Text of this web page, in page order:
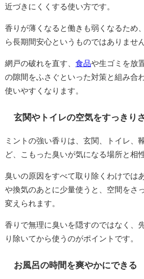
近づきにくくする使い方です。
香りが薄くなると働きも弱くなるため
ら長期間安心というものではありません
網戸の破れを直す、 食品や生ゴミを放
の隙間をふさぐといった対策と組み合
使いやすくなります。
玄関やトイレの空気をすっきり
ミントの強い香りは、玄関、トイレ、
ど、こもった臭いが気になる場所と相
臭いの原因をすべて取り除くわけでは
や換気のあとに少量使うと、空間をさ
変えられます。
香りで無理に臭いを隠すのではなく、
り除いてから使うのがポイントです。
お風呂の時間を爽やかにできる